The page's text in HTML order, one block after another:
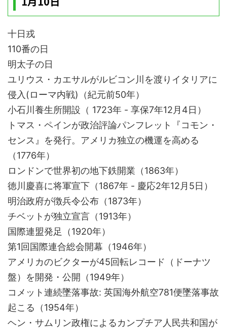
十日戎
110番の日
明太子の日
ユリウス・カエサルがルビコン川を渡りイタリアに
侵入(ローマ内戦)（紀元前50年）
小石川養生所開設（ 1723年 - 享保7年12月4日）
トマス・ペインが政治評論パンフレット『コモン・
センス』を発行。アメリカ独立の機運を高める
（1776年）
ロンドンで世界初の地下鉄開業（1863年）
徳川慶喜に将軍宣下（1867年 - 慶応2年12月5日）
明治政府が徴兵令公布（1873年）
チベットが独立宣言（1913年）
国際連盟発足（1920年）
第1回国際連合総会開幕（1946年）
アメリカのビクターが45回転レコード（ドーナツ
盤）を開発・公開（1949年）
コメット連続墜落事故: 英国海外航空781便墜落事故
起こる（1954年）
ヘン・サムリン政権によるカンプチア人民共和国が